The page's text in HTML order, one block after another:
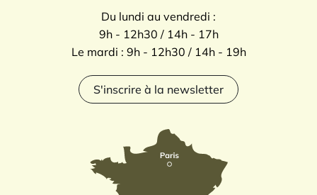
Du lundi au vendredi :
9h - 12h30 / 14h - 17h
Le mardi : 9h - 12h30 / 14h - 19h
S'inscrire à la newsletter